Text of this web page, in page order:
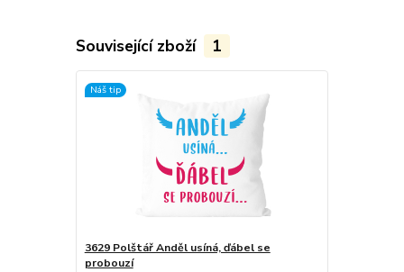
Související zboží 1
Náš tip
3629 Polštář Anděl usíná, ďábel se
probouzí